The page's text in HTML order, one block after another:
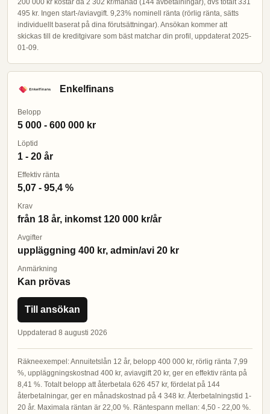
200 000 kr kostar då 2 302 kr/månad (144 avbetalningar), dvs totalt 331
495 kr. Ingen start-/aviavgift. 9,23% nominell ränta (rörlig ränta, sätts
individuellt baserat på dina förutsättningar). Ansökan kommer att
skickas till de kreditgivare som bäst matchar din profil, uppdaterat 2025-
01-09.
Enkelfinans
Belopp
5 000 - 600 000 kr
Löptid
1 - 20 år
Effektiv ränta
5,07 - 95,4 %
Krav
från 18 år, inkomst 120 000 kr/år
Avgifter
uppläggning 400 kr, admin/avi 20 kr
Anmärkning
Kan prövas
Till ansökan
Uppdaterad 8 augusti 2026
Räkneexempel: Annuitetslån 12 år, belopp 400 000 kr, rörlig ränta 7,99
%, uppläggningskostnad 400 kr, aviavgift 20 kr, ger en effektiv ränta på
8,41 %. Totalt belopp att återbetala 626 457 kr, fördelat på 144
återbetalningar, ger en månadskostnad på 4 348 kr. Återbetalningstid 1-
20 år. Maximala räntan är 22,00 %. Räntespann mellan: 4,50 - 22,00 %.